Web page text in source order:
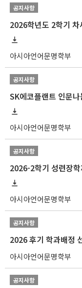
공지사항
아시아언어문명학부
공지사항
아시아언어문명학부
공지사항
2026-2학기 성련장
아시아언어문명학부
공지사항
2026 후기 학과배정
아시아언어문명학부
공지사항